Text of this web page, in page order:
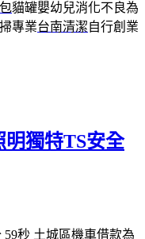
貓罐嬰幼兒消化不良為
專業台南清潔 自行創業
獨特TS安全
59秒 土城區機車借款為